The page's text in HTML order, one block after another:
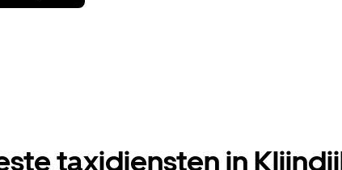
taxidiensten in